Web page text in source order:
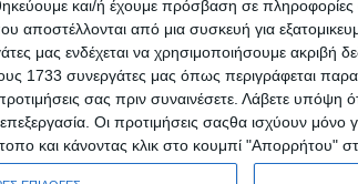
και/ή έχουμε πρόσβαση σε
από μια συσκευή για
μας ενδέχεται να χρησιμοποιήσουμε
1733 συνεργάτες μας όπως περιγράφεται
σας πριν συναινέσετε. Λάβετε υπόψη
Οι προτιμήσεις σαςθα ισχύουν
και κάνοντας κλικ στο κουμπί "Απορρήτου"
Trailers